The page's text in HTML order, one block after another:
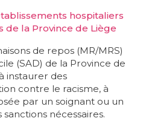
hospitaliers
de la Province de Liège
de repos (MR/MRS)
(SAD) de la Province de
instaurer des
contre le racisme, à
par un soignant ou un
nécessaires.